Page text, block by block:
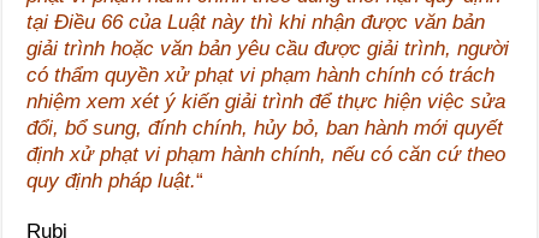
tại Điều 66 của Luật này thì khi nhận được văn bản
giải trình hoặc văn bản yêu cầu được giải trình, người
có thẩm quyền xử phạt vi phạm hành chính có trách
nhiệm xem xét ý kiến giải trình để thực hiện việc sửa
đổi, bổ sung, đính chính, hủy bỏ, ban hành mới quyết
định xử phạt vi phạm hành chính, nếu có căn cứ theo
quy định pháp luật.“
Rubi